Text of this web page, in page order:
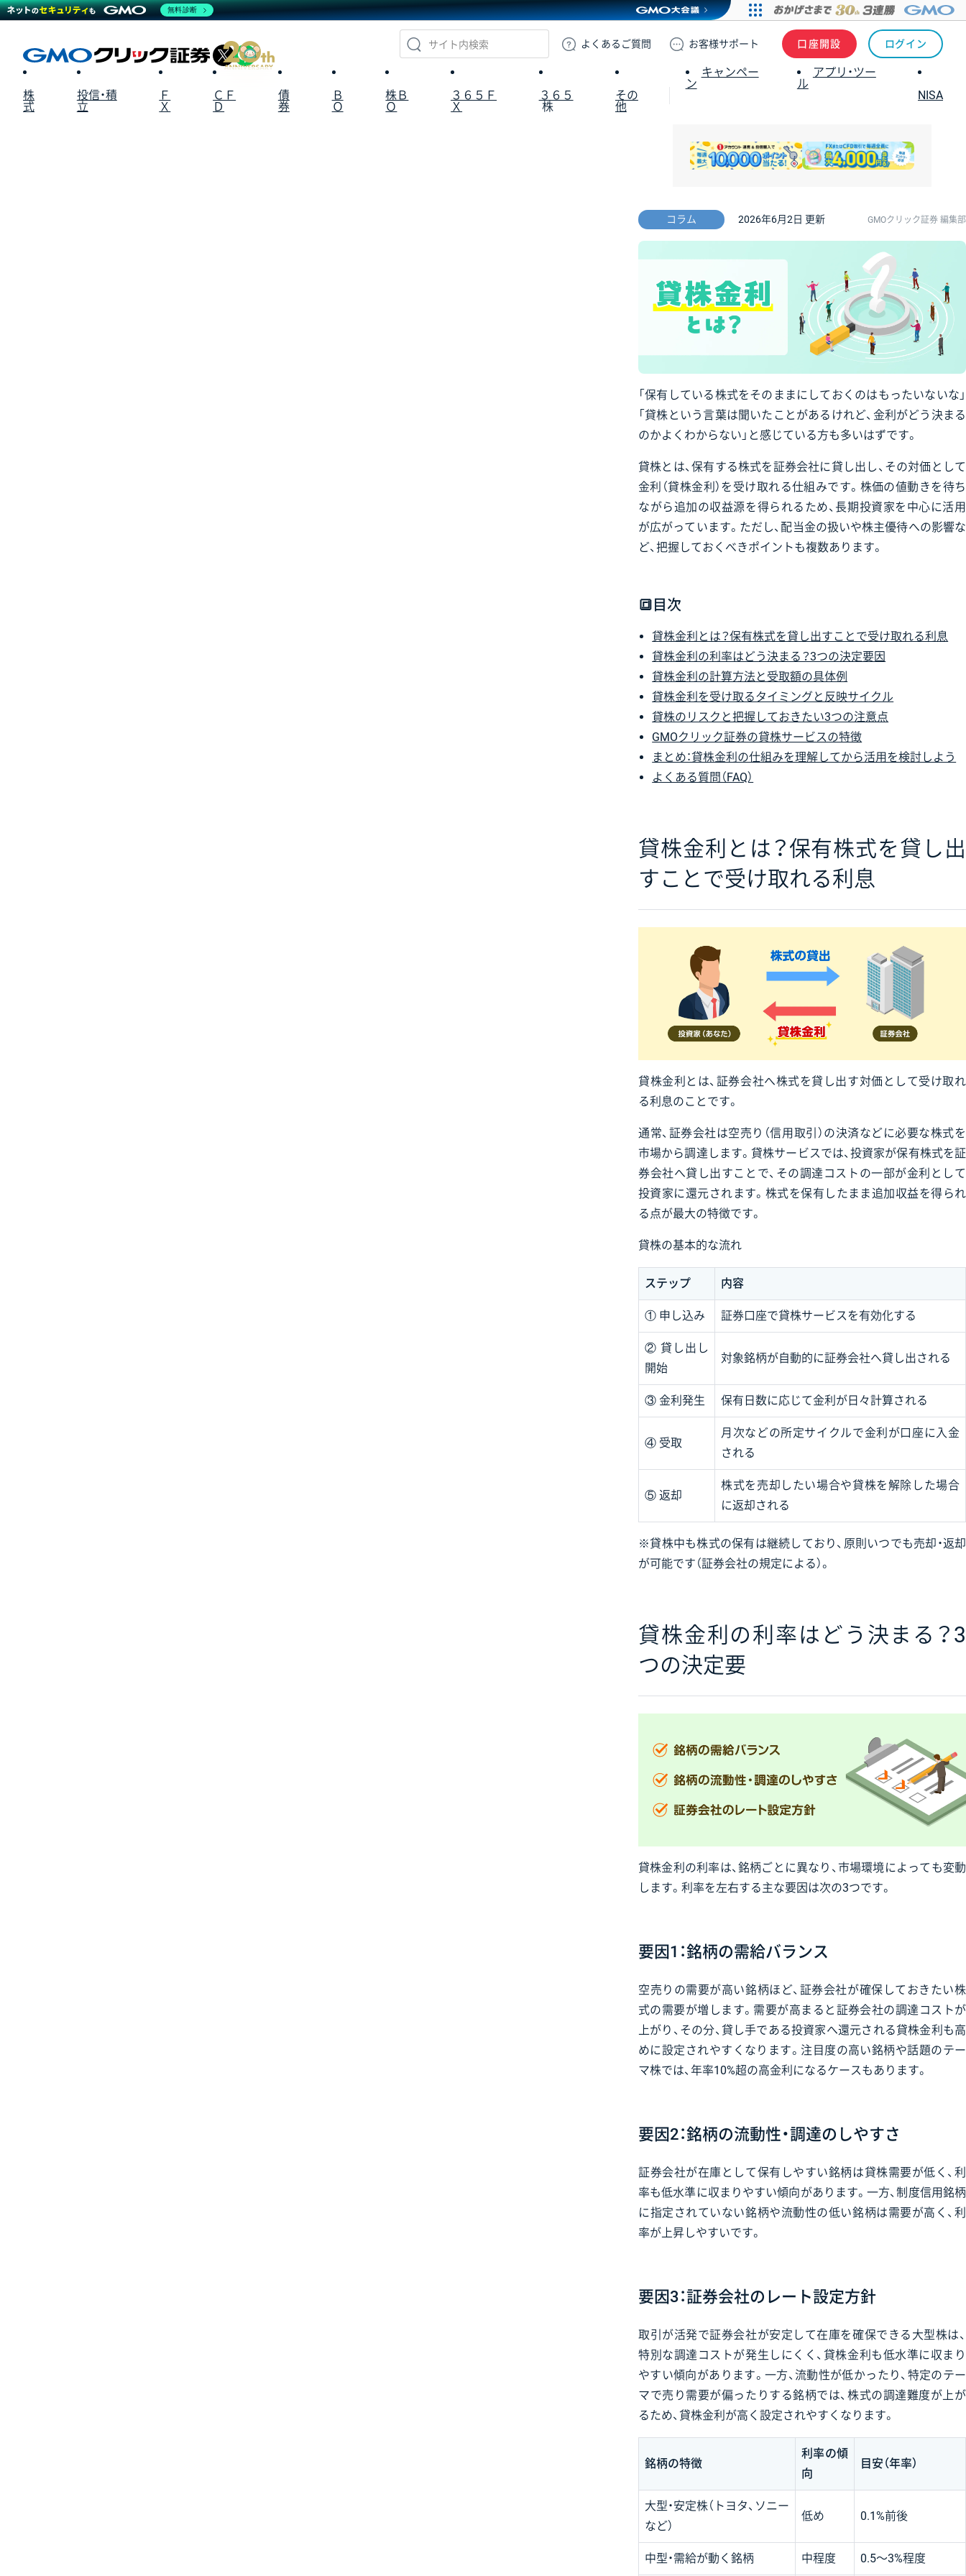
GMOクリック証券
よくある ご質問 お客様サポート 口座開設 ログイン
X
株
式
投信・積
立
Ｆ
Ｘ
ＣＦ
Ｄ
債
券
Ｂ
Ｏ
株Ｂ
Ｏ
３６５Ｆ
Ｘ
３６５
株
その
他
キャンペー
ン
アプリ・ツー
ル
NISA
コラム 2026年6月2日 更新 GMOクリック証券 編集部
「保有している株式をそのままにしておくのはもったいないな」
「貸株という言葉は聞いたことがあるけれど、金利がどう決まる
のかよくわからない」と感じている方も多いはずです。
貸株とは、保有する株式を証券会社に貸し出し、その対価として
金利（貸株金利）を受け取れる仕組みです。株価の値動きを待ち
ながら追加の収益源を得られるため、長期投資家を中心に活用
が広がっています。ただし、配当金の扱いや株主優待への影響な
ど、把握しておくべきポイントも複数あります。
🔳目次
貸株金利とは？保有株式を貸し出すことで受け取れる利息
貸株金利の利率はどう決まる？3つの決定要因
貸株金利の計算方法と受取額の具体例
貸株金利を受け取るタイミングと反映サイクル
貸株のリスクと把握しておきたい3つの注意点
GMOクリック証券の貸株サービスの特徴
まとめ：貸株金利の仕組みを理解してから活用を検討しよう
よくある質問（FAQ）
貸株金利とは？保有株式を貸し出
すことで受け取れる利息
貸株金利とは、証券会社へ株式を貸し出す対価として受け取れ
る利息のことです。
通常、証券会社は空売り（信用取引）の決済などに必要な株式を
市場から調達します。貸株サービスでは、投資家が保有株式を証
券会社へ貸し出すことで、その調達コストの一部が金利として
投資家に還元されます。株式を保有したまま追加収益を得られ
る点が最大の特徴です。
貸株の基本的な流れ
ステップ 内容
① 申し込み 証券口座で貸株サービスを有効化する
② 貸し出し
開始
対象銘柄が自動的に証券会社へ貸し出される
③ 金利発生 保有日数に応じて金利が日々計算される
④ 受取
月次などの所定サイクルで金利が口座に入金
される
⑤ 返却
株式を売却したい場合や貸株を解除した場合
に返却される
※貸株中も株式の保有は継続しており、原則いつでも売却・返却
が可能です（証券会社の規定による）。
貸株金利の利率はどう決まる？3
つの決定要
貸株金利の利率は、銘柄ごとに異なり、市場環境によっても変動
します。利率を左右する主な要因は次の3つです。
要因1：銘柄の需給バランス
空売りの需要が高い銘柄ほど、証券会社が確保しておきたい株
式の需要が増します。需要が高まると証券会社の調達コストが
上がり、その分、貸し手である投資家へ還元される貸株金利も高
めに設定されやすくなります。注目度の高い銘柄や話題のテー
マ株では、年率10%超の高金利になるケースもあります。
要因2：銘柄の流動性・調達のしやすさ
証券会社が在庫として保有しやすい銘柄は貸株需要が低く、利
率も低水準に収まりやすい傾向があります。一方、制度信用銘柄
に指定されていない銘柄や流動性の低い銘柄は需要が高く、利
率が上昇しやすいです。
要因3：証券会社のレート設定方針
取引が活発で証券会社が安定して在庫を確保できる大型株は、
特別な調達コストが発生しにくく、貸株金利も低水準に収まり
やすい傾向があります。一方、流動性が低かったり、特定のテー
マで売り需要が偏ったりする銘柄では、株式の調達難度が上が
るため、貸株金利が高く設定されやすくなります。
銘柄の特徴
利率の傾
向
目安（年率）
大型・安定株（トヨタ、ソニー
など）
低め 0.1%前後
中型・需給が動く銘柄 中程度 0.5〜3%程度
無料診断